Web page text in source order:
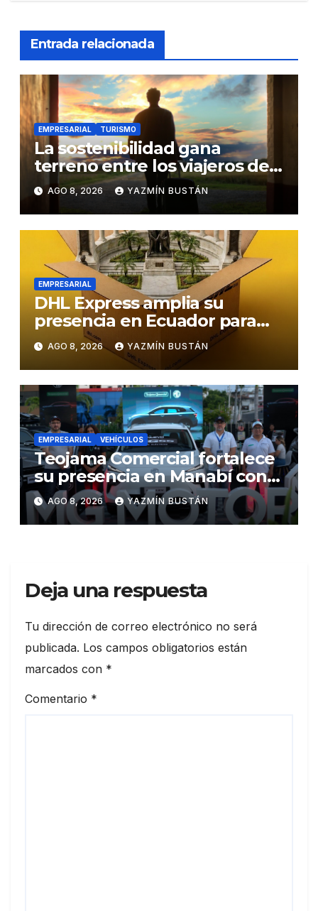
Entrada relacionada
EMPRESARIAL TURISMO
La sostenibilidad gana
terreno entre los viajeros de
negocios
AGO 8, 2026 YAZMÍN BUSTÁN
EMPRESARIAL
DHL Express amplia su
presencia en Ecuador para
responder al crecimiento de
las exportaciones
AGO 8, 2026 YAZMÍN BUSTÁN
EMPRESARIAL VEHÍCULOS
Teojama Comercial fortalece
su presencia en Manabí con
una apuesta por la movilidad
híbrida y eléctrica durante
ExpoAuto del Pacífico 2026
AGO 8, 2026 YAZMÍN BUSTÁN
Deja una respuesta
Tu dirección de correo electrónico no será
publicada. Los campos obligatorios están
marcados con *
Comentario *